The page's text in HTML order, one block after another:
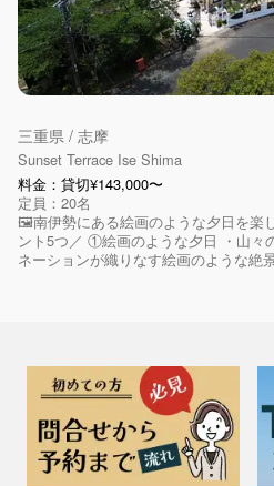
三重県 / 志摩
Sunset Terrace Ise Shima
料金：貸切¥143,000〜
定員：20名
🖼️南伊勢にある絵画のような夕日を楽
ント5つ／ ①絵画のような夕日 ・山々
ネーションが織りなす絵画のような